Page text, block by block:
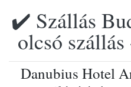
✔️ Szállás
olcsó
Danubius Hotel